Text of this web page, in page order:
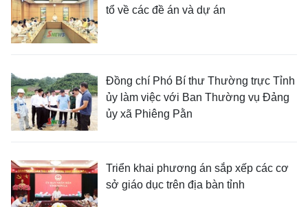
tổ về các đề án và dự án
Đồng chí Phó Bí thư Thường trực Tỉnh
ủy làm việc với Ban Thường vụ Đảng
ủy xã Phiêng Pằn
Triển khai phương án sắp xếp các cơ
sở giáo dục trên địa bàn tỉnh